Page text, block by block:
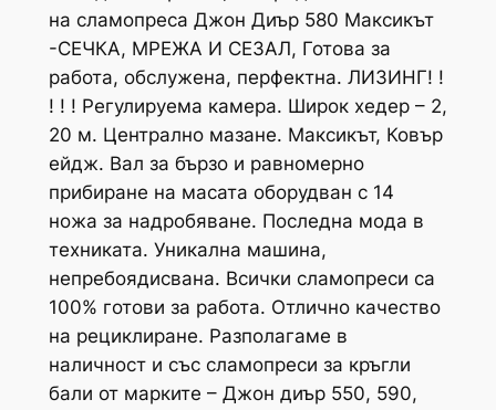
на сламопреса Джон Диър 580 Максикът
-СЕЧКА, МРЕЖА И СЕЗАЛ, Готова за
работа, обслужена, перфектна. ЛИЗИНГ! !
! ! ! Регулируема камера. Широк хедер – 2,
20 м. Централно мазане. Максикът, Ковър
ейдж. Вал за бързо и равномерно
прибиране на масата оборудван с 14
ножа за надробяване. Последна мода в
техниката. Уникална машина,
непребоядисвана. Всички сламопреси са
100% готови за работа. Отлично качество
на рециклиране. Разполагаме в
наличност и със сламопреси за кръгли
бали от марките – Джон диър 550, 590,